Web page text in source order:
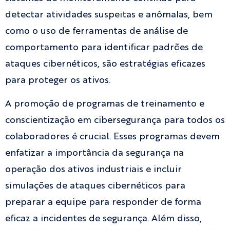
detectar atividades suspeitas e anômalas, bem
como o uso de ferramentas de análise de
comportamento para identificar padrões de
ataques cibernéticos, são estratégias eficazes
para proteger os ativos.
A promoção de programas de treinamento e
conscientização em cibersegurança para todos os
colaboradores é crucial. Esses programas devem
enfatizar a importância da segurança na
operação dos ativos industriais e incluir
simulações de ataques cibernéticos para
preparar a equipe para responder de forma
eficaz a incidentes de segurança. Além disso,